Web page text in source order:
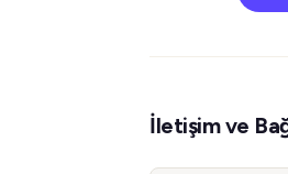
İletişim ve